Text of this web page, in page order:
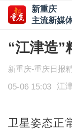
新重庆
主流新媒
“江津造”
新重庆-重庆日报
05-06 15:03 江
卫星姿态正